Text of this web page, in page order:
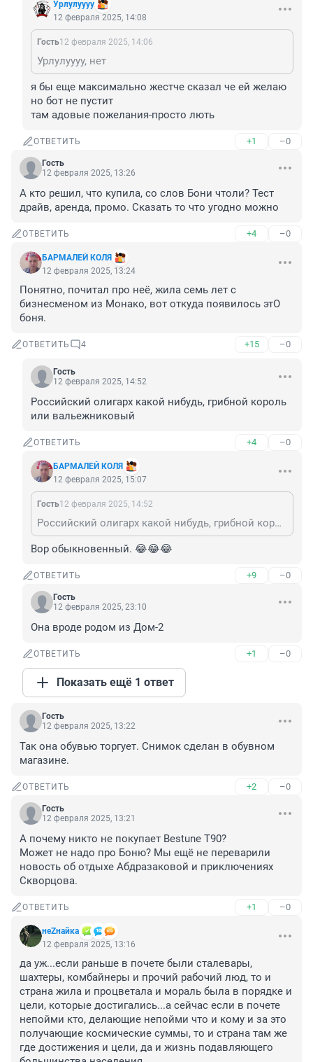
Урлулуууу
12 февраля 2025, 14:08
Гость12 февраля 2025, 14:06
Урлулуууу, нет
я бы еще максимально жестче сказал че ей желаю
но бот не пустит
там адовые пожелания-просто лють
ОТВЕТИТЬ +1 –0
Гость
12 февраля 2025, 13:26
А кто решил, что купила, со слов Бони чтоли? Тест
драйв, аренда, промо. Сказать то что угодно можно
ОТВЕТИТЬ +4 –0
БАРМАЛЕЙ КОЛЯ
12 февраля 2025, 13:24
Понятно, почитал про неё, жила семь лет с
бизнесменом из Монако, вот откуда появилось этО
боня.
ОТВЕТИТЬ 4 +15 –0
Гость
12 февраля 2025, 14:52
Российский олигарх какой нибудь, грибной король
или вальежниковый
ОТВЕТИТЬ +4 –0
БАРМАЛЕЙ КОЛЯ
12 февраля 2025, 15:07
Гость12 февраля 2025, 14:52
Российский олигарх какой нибудь, грибной король или вальежниковый
Вор обыкновенный. 😂😂😂
ОТВЕТИТЬ +9 –0
Гость
12 февраля 2025, 23:10
Она вроде родом из Дом-2
ОТВЕТИТЬ +1 –0
Показать ещё 1 ответ
Гость
12 февраля 2025, 13:22
Так она обувью торгует. Снимок сделан в обувном
магазине.
ОТВЕТИТЬ +2 –0
Гость
12 февраля 2025, 13:21
А почему никто не покупает Bestune T90?
Может не надо про Боню? Мы ещё не переварили
новость об отдыхе Абдразаковой и приключениях
Скворцова.
ОТВЕТИТЬ +1 –0
неZнайка
12 февраля 2025, 13:16
да уж...если раньше в почете были сталевары,
шахтеры, комбайнеры и прочий рабочий люд, то и
страна жила и процветала и мораль была в порядке и
цели, которые достигались...а сейчас если в почете
непойми кто, делающие непойми что и кому и за это
получающие космические суммы, то и страна там же
где достижения и цели, да и жизнь подавляющего